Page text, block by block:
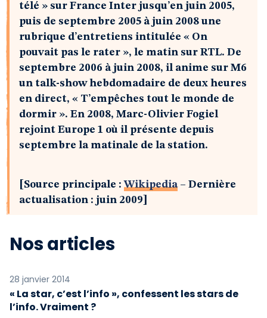
télé » sur France Inter jusqu’en juin 2005,
puis de septembre 2005 à juin 2008 une
rubrique d’entretiens intitulée « On
pouvait pas le rater », le matin sur RTL. De
septembre 2006 à juin 2008, il anime sur M6
un talk-show hebdomadaire de deux heures
en direct, « T’empêches tout le monde de
dormir ». En 2008, Marc-Olivier Fogiel
rejoint Europe 1 où il présente depuis
septembre la matinale de la station.
[Source principale : Wikipedia– Dernière
actualisation : juin 2009]
Nos articles
28 janvier 2014
« La star, c’est l’info », confessent les stars de
l’info. Vraiment ?